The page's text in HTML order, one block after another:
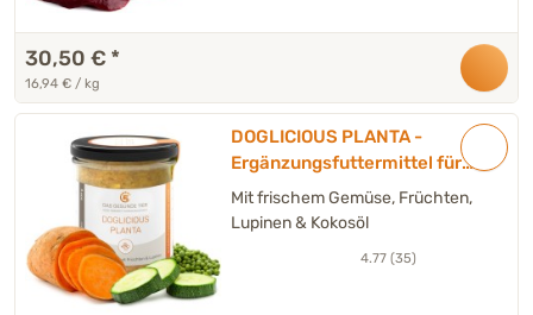
30,50 € *
16,94 € / kg
DOGLICIOUS PLANTA -
Ergänzungsfuttermittel für
Hunde - Sparpackung 6 x
290 g
Mit frischem Gemüse, Früchten,
Lupinen & Kokosöl
4.77 (35)